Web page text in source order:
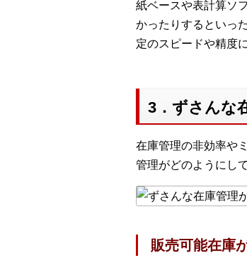
紙ベースや表計算ソ
かったりするといっ
定のスピードや精度
3．ずさんな
在庫管理の非効率や
管理がどのようにし
販売可能在庫